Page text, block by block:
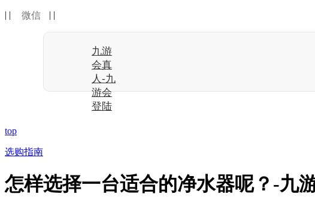
| | 微信 | |
九游
会真
人-九
游会
登陆
top
选购指南
怎样选择一台适合的净水器呢？-九